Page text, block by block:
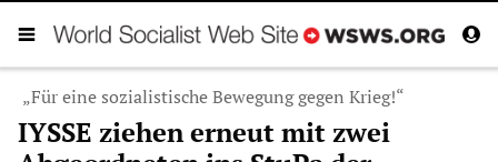
„Für eine sozialistische Bewegung gegen Krieg!“
IYSSE ziehen erneut mit zwei